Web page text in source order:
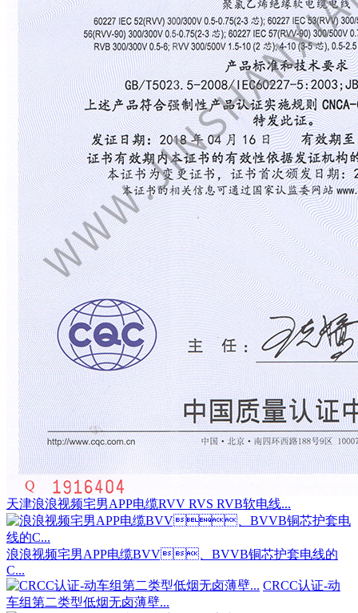
天津浪浪视频宅男APP电缆RVV RVS RVB软电线...
浪浪视频宅男APP电缆BVV、BVVB铜芯护套电线的
C...
CRCC认证-动
车组第二类型低烟无卤薄壁...